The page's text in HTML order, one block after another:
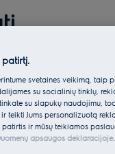
patirtį.
svetainės veikimą, taip
su socialinių tinklų,
su slapukų naudojimu,
ir teikti Jums personalizuotą
patirtis ir mūsų teikiamos
apsaugos deklaracijoje.